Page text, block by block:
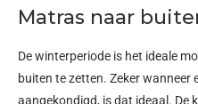
Matras naar
De winterperiode is het ideale
buiten te zetten. Zeker wanneer
aangekondigd, is dat ideaal. De